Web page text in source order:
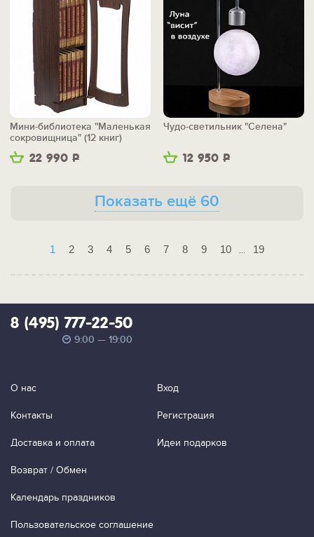
22 990 Р
Мини-библиотека "Маленькая
сокровищница" (12 книг)
12 950 Р
Чудо-светильник "Селена"
Показать ещё 60
1 2 3 4 5 6 7 8 9 10 ... 19
8 (495) 777-22-50
9:00 — 19:00
О нас
Контакты
Доставка и оплата
Возврат / Обмен
Календарь праздников
Пользовательское соглашение
Вход
Регистрация
Идеи подарков